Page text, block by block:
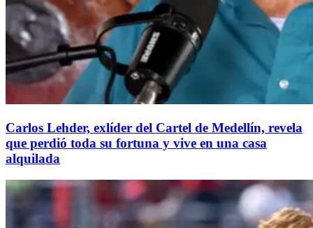
Carlos Lehder, exlíder del Cartel de Medellín, revela
que perdió toda su fortuna y vive en una casa
alquilada